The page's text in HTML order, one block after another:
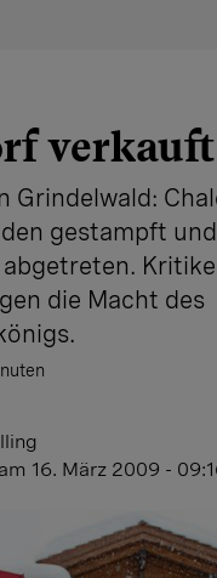
Grindelwald:
gestampft
die Macht des
am 16. März 2009 -